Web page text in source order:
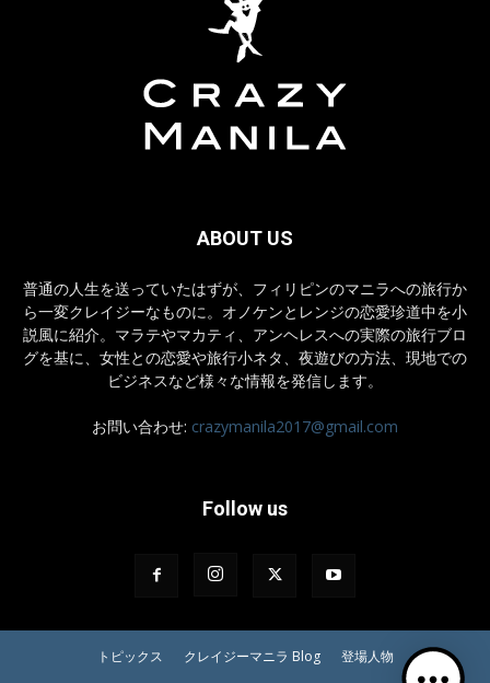
ABOUT US
普通の人生を送っていたはずが、フィリピンのマニラへの旅行か
ら一変クレイジーなものに。オノケンとレンジの恋愛珍道中を小
説風に紹介。マラテやマカティ、アンヘレスへの実際の旅行ブロ
グを基に、女性との恋愛や旅行小ネタ、夜遊びの方法、現地での
ビジネスなど様々な情報を発信します。
お問い合わせ: crazymanila2017@gmail.com
Follow us
トピックス クレイジーマニラ Blog 登場人物